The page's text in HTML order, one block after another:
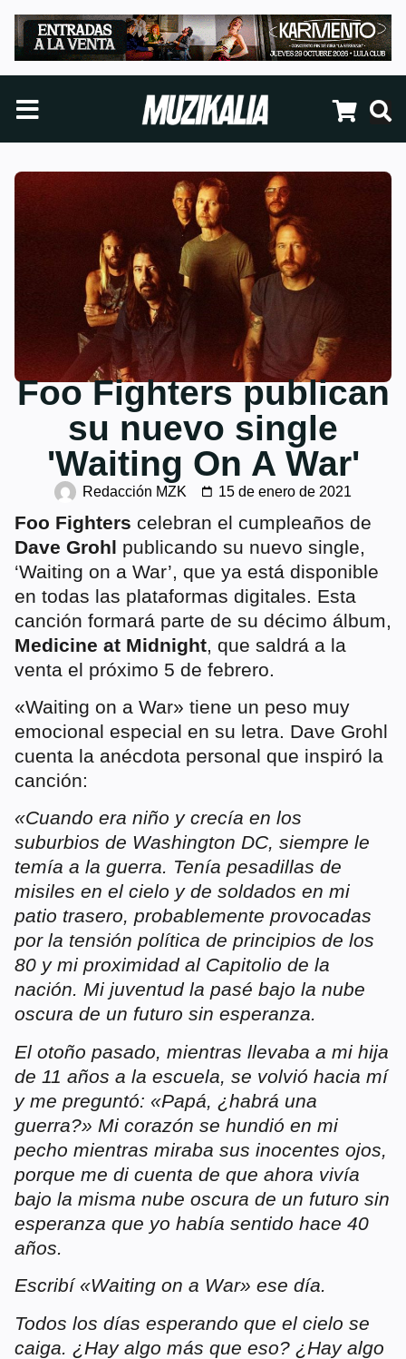
Foo Fighters publican
su nuevo single
'Waiting On A War'
Redacción MZK 15 de enero de 2021
Foo Fighters celebran el cumpleaños de
Dave Grohl publicando su nuevo single,
‘Waiting on a War’, que ya está disponible
en todas las plataformas digitales. Esta
canción formará parte de su décimo álbum,
Medicine at Midnight, que saldrá a la
venta el próximo 5 de febrero.
«Waiting on a War» tiene un peso muy
emocional especial en su letra. Dave Grohl
cuenta la anécdota personal que inspiró la
canción:
«Cuando era niño y crecía en los
suburbios de Washington DC, siempre le
temía a la guerra. Tenía pesadillas de
misiles en el cielo y de soldados en mi
patio trasero, probablemente provocadas
por la tensión política de principios de los
80 y mi proximidad al Capitolio de la
nación. Mi juventud la pasé bajo la nube
oscura de un futuro sin esperanza.
El otoño pasado, mientras llevaba a mi hija
de 11 años a la escuela, se volvió hacia mí
y me preguntó: «Papá, ¿habrá una
guerra?» Mi corazón se hundió en mi
pecho mientras miraba sus inocentes ojos,
porque me di cuenta de que ahora vivía
bajo la misma nube oscura de un futuro sin
esperanza que yo había sentido hace 40
años.
Escribí «Waiting on a War» ese día.
Todos los días esperando que el cielo se
caiga. ¿Hay algo más que eso? ¿Hay algo